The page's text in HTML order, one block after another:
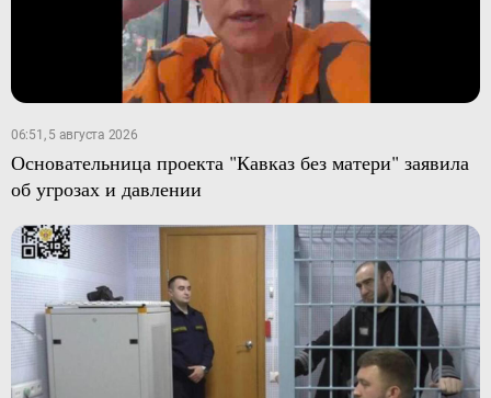
06:51, 5 августа 2026
Основательница проекта "Кавказ без матери" заявила
об угрозах и давлении